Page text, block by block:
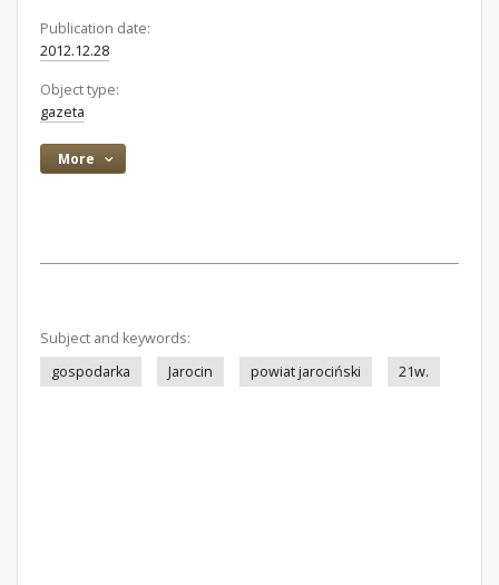
Publication date:
2012.12.28
Object type:
gazeta
More
Subject and keywords:
gospodarka
Jarocin powiat jarociński 21w.